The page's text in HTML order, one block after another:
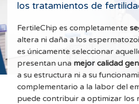
los tratamientos de
FertileChip es completamente
altera ni daña a los
es únicamente seleccionar
presentan una mejor calidad
a su estructura ni a su
complementario a la labor del
puede contribuir a optimizar los